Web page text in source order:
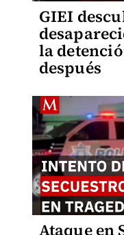
GIEI
la
después
Ataque en